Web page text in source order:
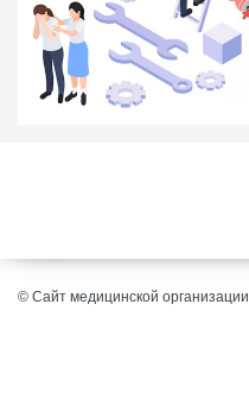
© Сайт медицинской организации